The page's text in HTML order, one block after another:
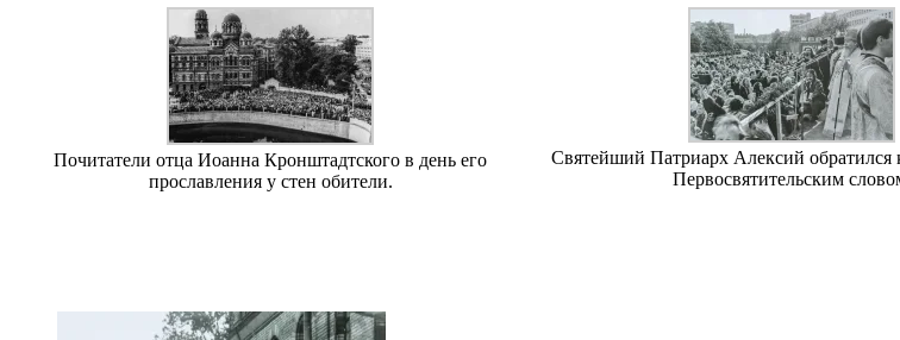
Почитатели отца Иоанна Кронштадтского в день его
прославления у стен обители.
Святейший Патриарх Алексий обратился
Первосвятительским